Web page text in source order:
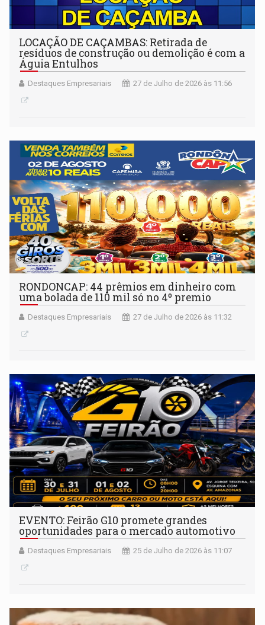
LOCAÇÃO DE CAÇAMBAS: Retirada de
resíduos de construção ou demolição é com a
Águia Entulhos
Destaques Empresariais 27 de Julho de 2026 às 11:56
RONDONCAP: 44 prêmios em dinheiro com
uma bolada de 110 mil só no 4º premio
Destaques Empresariais 27 de Julho de 2026 às 11:32
EVENTO: Feirão G10 promete grandes
oportunidades para o mercado automotivo
Destaques Empresariais 25 de Julho de 2026 às 11:07